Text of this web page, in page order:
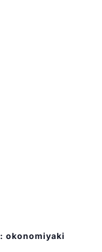
okonomiyaki